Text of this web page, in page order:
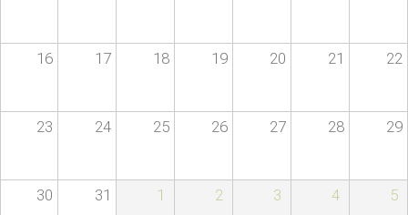
16 17 18 19 20 21 22
23 24 25 26 27 28 29
30 31 1 2 3 4 5